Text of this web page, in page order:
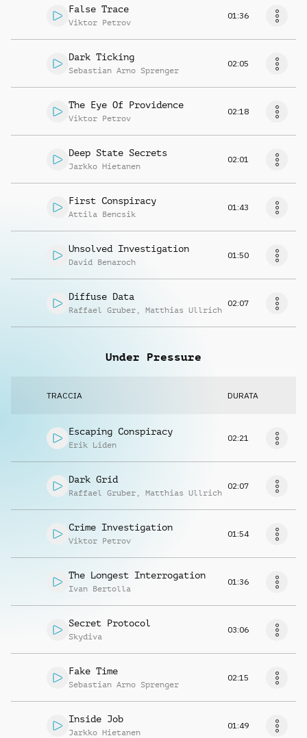
False Trace
Viktor Petrov
01:36
Dark Ticking
Sebastian Arno Sprenger
02:05
The Eye Of Providence
Viktor Petrov
02:18
Deep State Secrets
Jarkko Hietanen
02:01
First Conspiracy
Attila Bencsik
01:43
Unsolved Investigation
David Benaroch
01:50
Diffuse Data
Raffael Gruber , Matthias Ullrich
02:07
Under Pressure
TRACCIA DURATA
Escaping Conspiracy
Erik Liden
02:21
Dark Grid
Raffael Gruber , Matthias Ullrich
02:07
Crime Investigation
Viktor Petrov
01:54
The Longest Interrogation
Ivan Bertolla
01:36
Secret Protocol
Skydiva
03:06
Fake Time
Sebastian Arno Sprenger
02:15
Inside Job
Jarkko Hietanen
01:49